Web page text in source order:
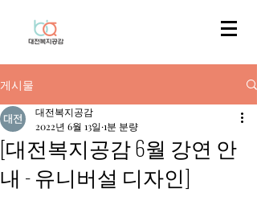
게시물
[대전복지공감 6월 강연 안
내 - 유니버설 디자인]
대전복지공감
2022년 6월 13일 1분 분량